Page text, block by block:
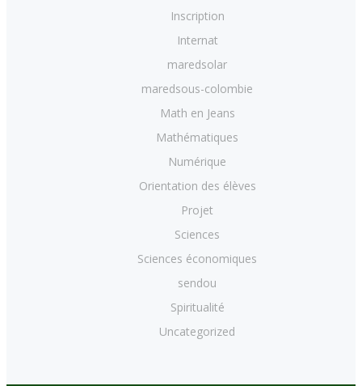
Inscription
Internat
maredsolar
maredsous-colombie
Math en Jeans
Mathématiques
Numérique
Orientation des élèves
Projet
Sciences
Sciences économiques
sendou
Spiritualité
Uncategorized